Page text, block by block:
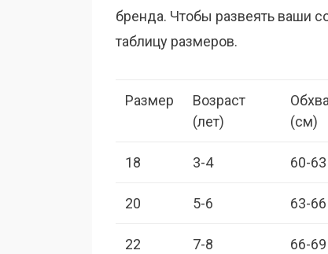
бренда. Чтобы развеять ваши
таблицу размеров.
Размер
Возраст
(лет)
(см)
18 3-4 60-63
20 5-6 63-66
22 7-8 66-69